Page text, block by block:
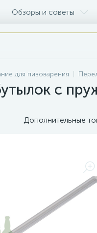
Обзоры и советы
для пивоварения
с
Дополнительные